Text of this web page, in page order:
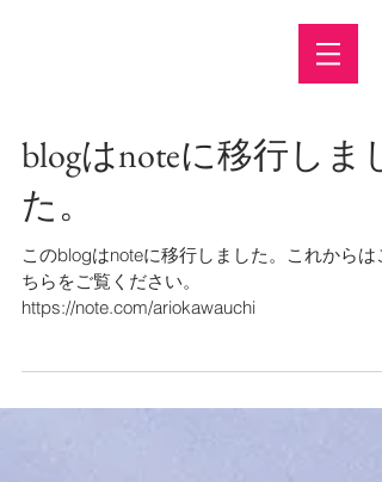
blogはnoteに移行しまし
た。
このblogはnoteに移行しました。これからはこ
ちらをご覧ください。
https://note.com/ariokawauchi